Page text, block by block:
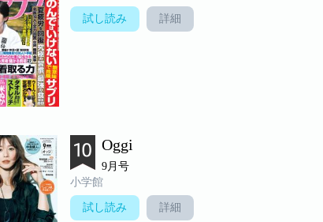
試し読み 詳細
Oggi
9月号
小学館
試し読み 詳細